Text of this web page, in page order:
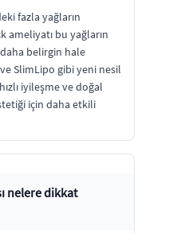
fazla yağların
ameliyatı bu yağların
belirgin hale
SlimLipo gibi yeni nesil
iyileşme ve doğal
için daha etkili
nelere dikkat